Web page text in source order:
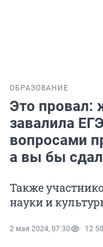
ОБРАЗОВАНИЕ
Это провал:
завалила
вопросами
а вы бы
Также
науки и
2 мая 2024, 07:30 12